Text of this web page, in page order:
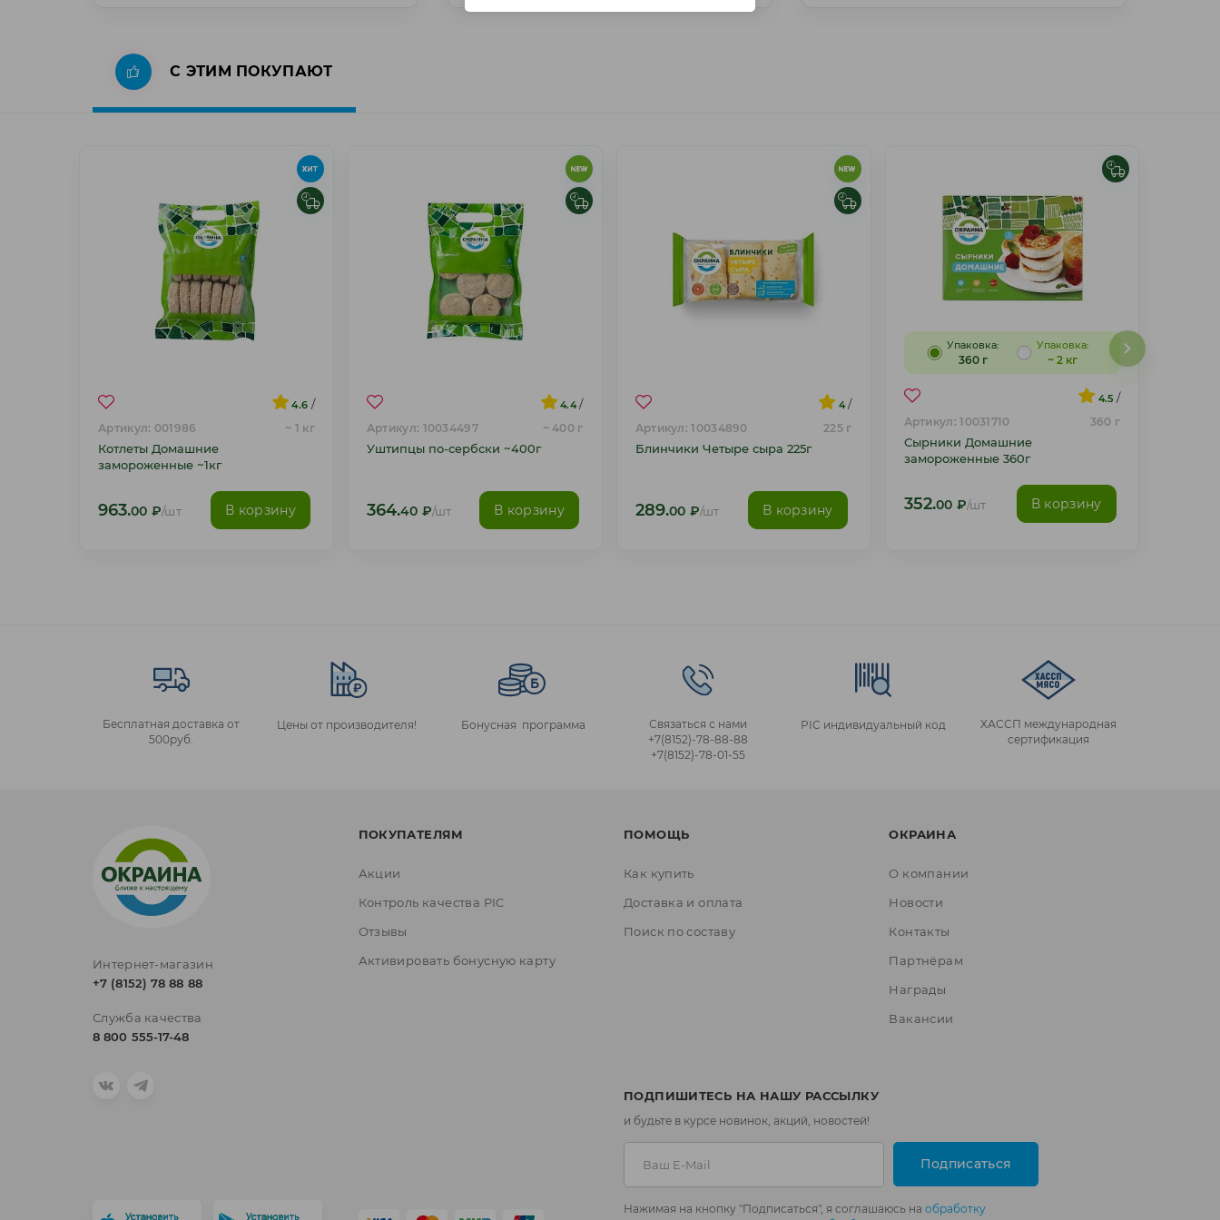
С ЭТИМ ПОКУПАЮТ
4.6 /
Артикул: 001986 ~ 1 кг
Котлеты Домашние
замороженные ~1кг
963.00 ₽/шт В корзину
4.4 /
Артикул: 10034497 ~ 400 г
Уштипцы по-сербски ~400г
364.40 ₽/шт В корзину
4 /
Артикул: 10034890 225 г
Блинчики Четыре сыра 225г
289.00 ₽/шт В корзину
Упаковка:
360 г
Упаковка:
~ 2 кг
4.5 /
Артикул: 10031710 360 г
Сырники Домашние
замороженные 360г
352.00 ₽/шт В корзину
Бесплатная доставка от
500руб.
Цены от производителя! Бонусная программа
Связаться с нами
+7(8152)‑78‑88‑88
+7(8152)‑78‑01‑55
PIC индивидуальный код
ХАССП международная
сертификация
Интернет-магазин
+7 (8152) 78 88 88
Служба качества
8 800 555-17-48
ПОКУПАТЕЛЯМ
Акции
Контроль качества PIC
Отзывы
Активировать бонусную карту
ПОМОЩЬ
Как купить
Доставка и оплата
Поиск по составу
ОКРАИНА
О компании
Новости
Контакты
Партнёрам
Награды
Вакансии
ПОДПИШИТЕСЬ НА НАШУ РАССЫЛКУ
и будьте в курсе новинок, акций, новостей!
Подписаться
Нажимая на кнопку "Подписаться", я соглашаюсь на обработку